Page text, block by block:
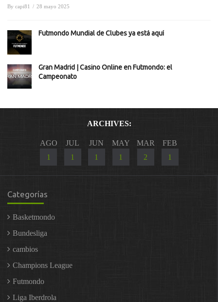
By capi81 / 28 mayo 2025
Futmondo Mundial de Clubes ya está aquí
Gran Madrid | Casino Online en Futmondo: el
Campeonato
ARCHIVES:
AGO
1
JUL
1
JUN
1
MAY
1
MAR
2
FEB
1
Categorías
Basketmondo
Bundesliga
cambios
Champions League
Futmondo
Liga Iberdrola